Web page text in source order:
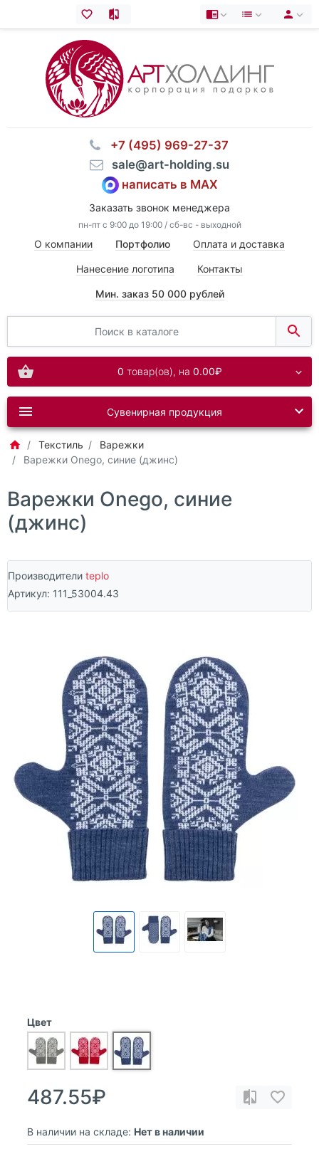
⠀+7 (495) 969-27-37
⠀sale@art-holding.su
написать в MAX
Заказать звонок менеджера
пн-пт с 9:00 до 19:00 / сб-вс - выходной
О компании Портфолио Оплата и доставка
Нанесение логотипа Контакты
Мин. заказ 50 000 рублей
0 товар(ов), на 0.00₽
Сувенирная продукция
Текстиль
Варежки
Варежки Onego, синие (джинс)
Варежки Onego, синие
(джинс)
Производители teplo
Артикул: 111_53004.43
Цвет
487.55₽
В наличии на складе: Нет в наличии